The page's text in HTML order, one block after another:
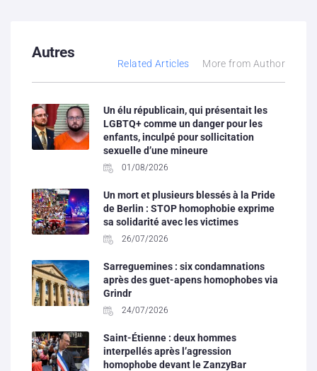
Autres
Related Articles More from Author
Un élu républicain, qui présentait les
LGBTQ+ comme un danger pour les
enfants, inculpé pour sollicitation
sexuelle d’une mineure
01/08/2026
Un mort et plusieurs blessés à la Pride
de Berlin : STOP homophobie exprime
sa solidarité avec les victimes
26/07/2026
Sarreguemines : six condamnations
après des guet-apens homophobes via
Grindr
24/07/2026
Saint-Étienne : deux hommes
interpellés après l’agression
homophobe devant le ZanzyBar